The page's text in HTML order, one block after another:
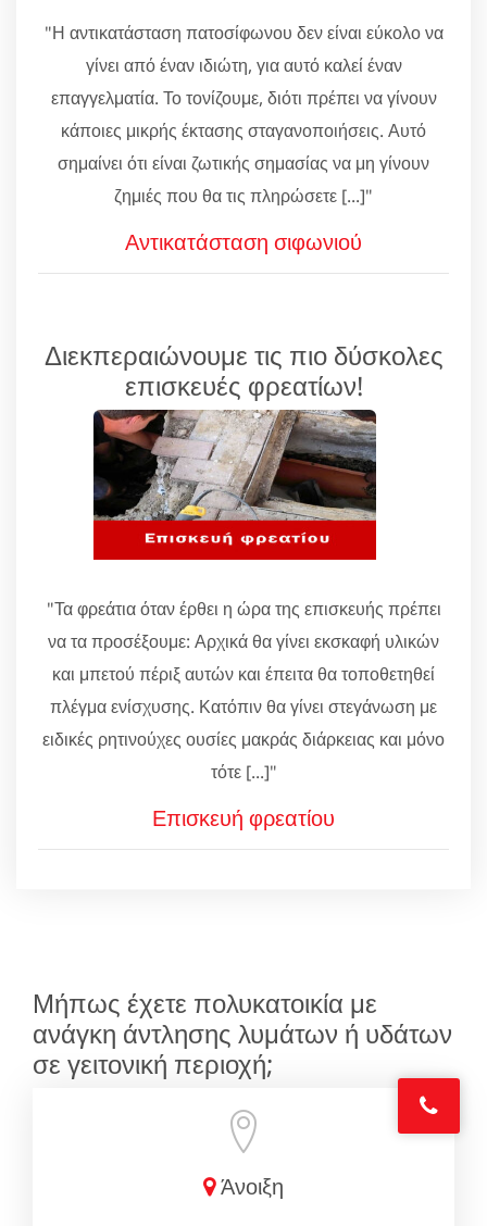
"Η αντικατάσταση πατοσίφωνου δεν είναι εύκολο να
γίνει από έναν ιδιώτη, για αυτό καλεί έναν
επαγγελματία. Το τονίζουμε, διότι πρέπει να γίνουν
κάποιες μικρής έκτασης σταγανοποιήσεις. Αυτό
σημαίνει ότι είναι ζωτικής σημασίας να μη γίνουν
ζημιές που θα τις πληρώσετε [...]"
Αντικατάσταση σιφωνιού
Διεκπεραιώνουμε τις πιο δύσκολες
επισκευές φρεατίων!
"Τα φρεάτια όταν έρθει η ώρα της επισκευής πρέπει
να τα προσέξουμε: Αρχικά θα γίνει εκσκαφή υλικών
και μπετού πέριξ αυτών και έπειτα θα τοποθετηθεί
πλέγμα ενίσχυσης. Κατόπιν θα γίνει στεγάνωση με
ειδικές ρητινούχες ουσίες μακράς διάρκειας και μόνο
τότε [...]"
Επισκευή φρεατίου
Μήπως έχετε πολυκατοικία με
ανάγκη άντλησης λυμάτων ή υδάτων
σε γειτονική περιοχή;
Άνοιξη